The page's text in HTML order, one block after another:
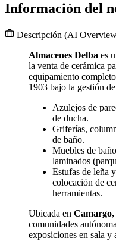
Información del
Descripción (AI
Almacenes Delba es
la venta de cerámica
equipamiento
1903 bajo la gestión
Azulejos de
de ducha.
Griferías,
de baño.
Muebles de
laminados
Estufas de leña
colocación de
herramientas.
Ubicada en
comunidades
exposiciones en sala y